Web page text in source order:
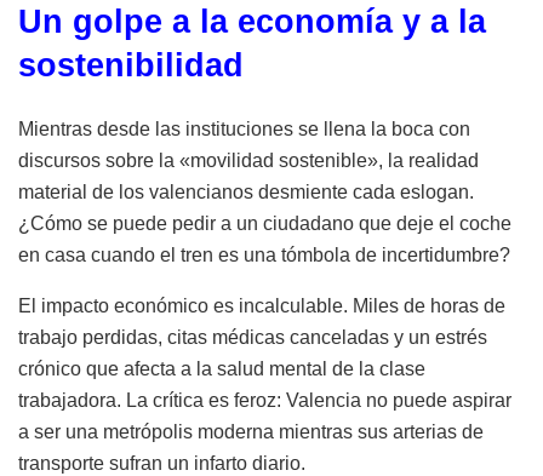
Un golpe a la economía y a la
sostenibilidad
Mientras desde las instituciones se llena la boca con
discursos sobre la «movilidad sostenible», la realidad
material de los valencianos desmiente cada eslogan.
¿Cómo se puede pedir a un ciudadano que deje el coche
en casa cuando el tren es una tómbola de incertidumbre?
El impacto económico es incalculable. Miles de horas de
trabajo perdidas, citas médicas canceladas y un estrés
crónico que afecta a la salud mental de la clase
trabajadora. La crítica es feroz: Valencia no puede aspirar
a ser una metrópolis moderna mientras sus arterias de
transporte sufran un infarto diario.